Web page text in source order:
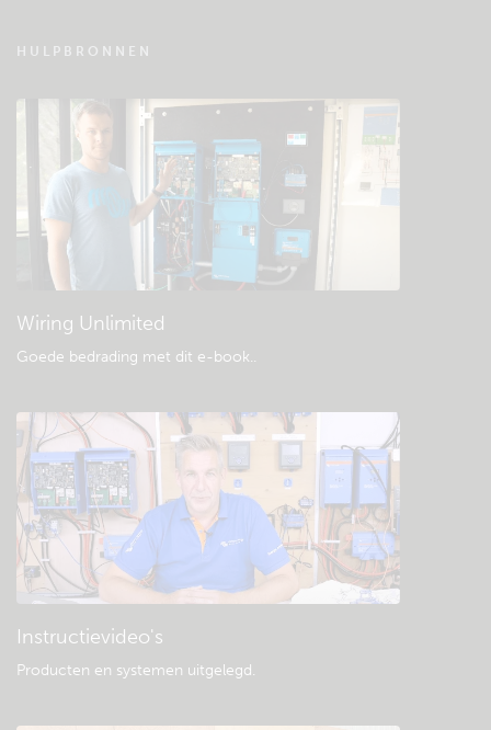
VRM - Veel gestelde vragen
Bekijk de Community kennisbank
Algemene downloads & documentatie
HULPBRONNEN
Wiring Unlimited
Goede bedrading met dit e-book..
Instructievideo's
Producten en systemen uitgelegd.